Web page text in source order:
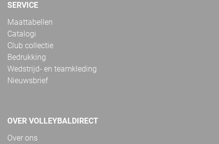
SERVICE
Maattabellen
Catalogi
Club collectie
Bedrukking
Wedstrijd- en teamkleding
Nieuwsbrief
OVER VOLLEYBALDIRECT
Over ons